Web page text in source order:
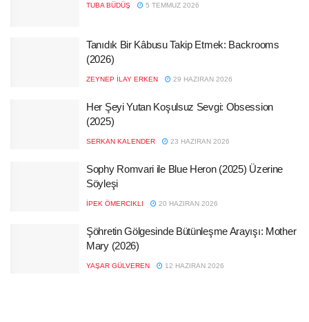
TUBA BÜDÜŞ 5 TEMMUZ 2026
Tanıdık Bir Kâbusu Takip Etmek: Backrooms
(2026)
ZEYNEP İLAY ERKEN 29 HAZIRAN 2026
Her Şeyi Yutan Koşulsuz Sevgi: Obsession
(2025)
SERKAN KALENDER 23 HAZIRAN 2026
Sophy Romvari ile Blue Heron (2025) Üzerine
Söyleşi
İPEK ÖMERCIKLI 20 HAZIRAN 2026
Şöhretin Gölgesinde Bütünleşme Arayışı: Mother
Mary (2026)
YAŞAR GÜLVEREN 12 HAZIRAN 2026